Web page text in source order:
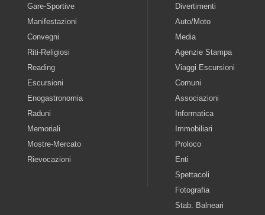
Gare-Sportive
Manifestazioni
Convegni
Riti-Religiosi
Reading
Escursioni
Enogastronomia
Raduni
Memoriali
Mostre-Mercato
Rievocazioni
Divertimenti
Auto/Moto
Media
Agenzie Stampa
Viaggi Escursioni
Comuni
Associazioni
Informatica
Immobiliari
Proloco
Enti
Spettacoli
Fotografia
Stab. Balneari